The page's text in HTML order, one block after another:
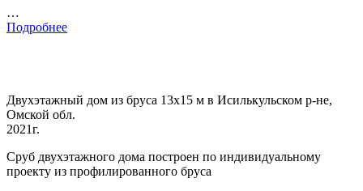
…
Подробнее
Двухэтажный дом из бруса 13х15 м в Исилькульском р-не,
Омской обл.
2021г.
Сруб двухэтажного дома построен по индивидуальному
проекту из профилированного бруса